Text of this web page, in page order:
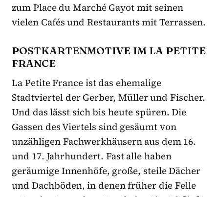
zum Place du Marché Gayot mit seinen
vielen Cafés und Restaurants mit Terrassen.
POSTKARTENMOTIVE IM LA PETITE
FRANCE
La Petite France ist das ehemalige
Stadtviertel der Gerber, Müller und Fischer.
Und das lässt sich bis heute spüren. Die
Gassen des Viertels sind gesäumt von
unzähligen Fachwerkhäusern aus dem 16.
und 17. Jahrhundert. Fast alle haben
geräumige Innenhöfe, große, steile Dächer
und Dachböden, in denen früher die Felle